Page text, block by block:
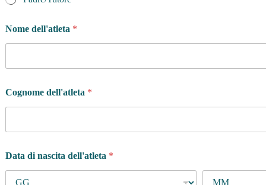
Nome dell'atleta *
Cognome dell'atleta *
Data di nascita dell'atleta *